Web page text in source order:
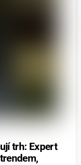
trh: Expert